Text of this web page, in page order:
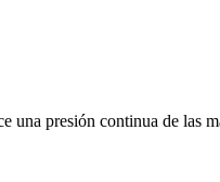
una presión continua de las